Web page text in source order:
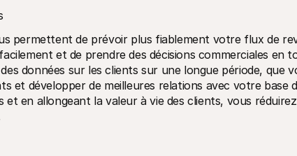
permettent de prévoir plus fiablement votre flux de
et de prendre des décisions commerciales en
données sur les clients sur une longue période, que
et développer de meilleures relations avec votre base
en allongeant la valeur à vie des clients, vous